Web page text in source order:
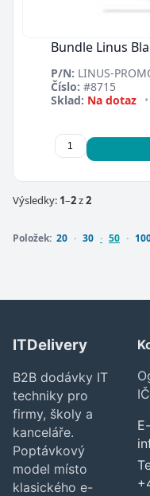
Zavřít
Bundle Linus
P/N: LINUS-
Číslo: #8715
Sklad: Na dotaz •
Výsledky: 1–2z2
Položek: 20 30 50
ITDelivery
B2B dodávky IT
techniky pro
firmy, školy a
kanceláře.
Poptávkový
model místo
klasického e-